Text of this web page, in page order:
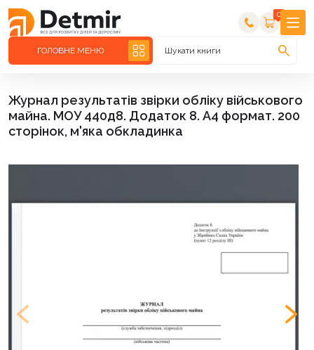
0
ГОЛОВНЕ МЕНЮ Шукати книги
Журнал результатів звірки обліку військового
майна. МОУ 440д8. Додаток 8. А4 формат. 200
сторінок, м'яка обкладинка